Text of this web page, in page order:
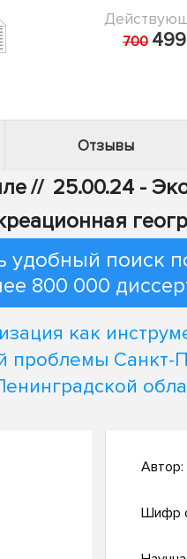
700
Отзывы
// 25.00.24 -
удобный поиск
800 000
как
проблемы Санкт-
Автор:
Шифр